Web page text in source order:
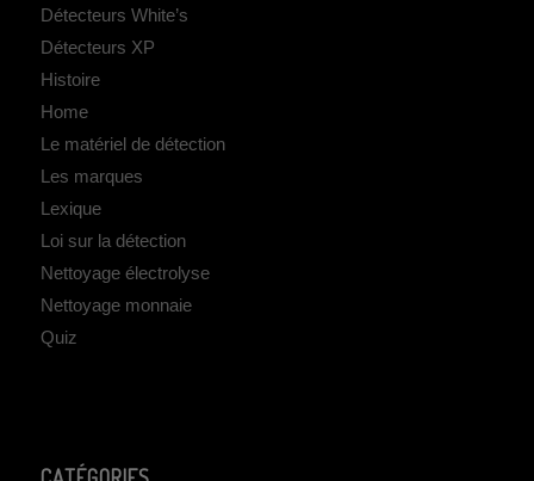
Détecteurs White’s
Détecteurs XP
Histoire
Home
Le matériel de détection
Les marques
Lexique
Loi sur la détection
Nettoyage électrolyse
Nettoyage monnaie
Quiz